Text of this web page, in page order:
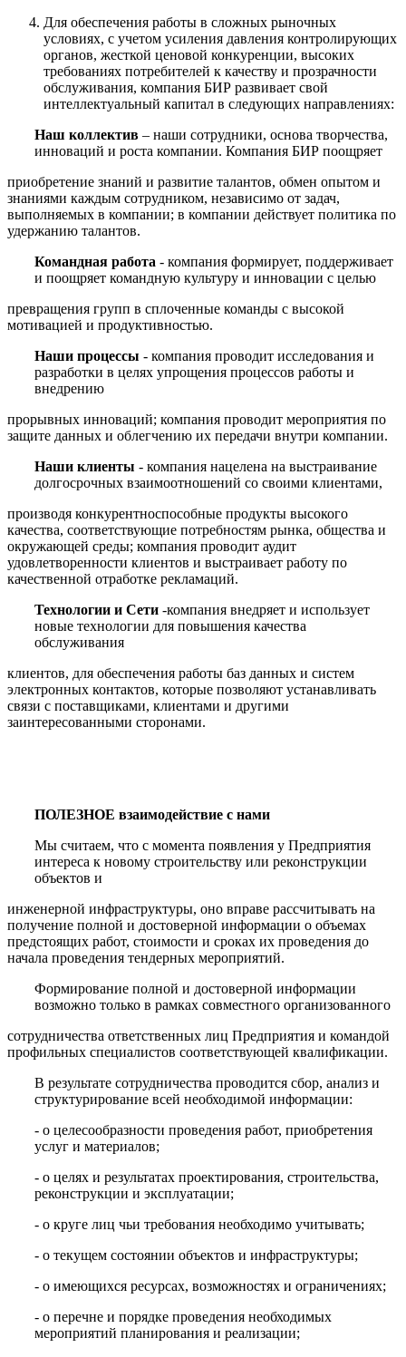
Для обеспечения работы в сложных рыночных
условиях, с учетом усиления давления контролирующих
органов, жесткой ценовой конкуренции, высоких
требованиях потребителей к качеству и прозрачности
обслуживания, компания БИР развивает свой
интеллектуальный капитал в следующих направлениях:
Наш коллектив – наши сотрудники, основа творчества,
инноваций и роста компании. Компания БИР поощряет
приобретение знаний и развитие талантов, обмен опытом и
знаниями каждым сотрудником, независимо от задач,
выполняемых в компании; в компании действует политика по
удержанию талантов.
Командная работа - компания формирует, поддерживает
и поощряет командную культуру и инновации с целью
превращения групп в сплоченные команды с высокой
мотивацией и продуктивностью.
Наши процессы - компания проводит исследования и
разработки в целях упрощения процессов работы и
внедрению
прорывных инноваций; компания проводит мероприятия по
защите данных и облегчению их передачи внутри компании.
Наши клиенты - компания нацелена на выстраивание
долгосрочных взаимоотношений со своими клиентами,
производя конкурентноспособные продукты высокого
качества, соответствующие потребностям рынка, общества и
окружающей среды; компания проводит аудит
удовлетворенности клиентов и выстраивает работу по
качественной отработке рекламаций.
Технологии и Сети -компания внедряет и использует
новые технологии для повышения качества
обслуживания
клиентов, для обеспечения работы баз данных и систем
электронных контактов, которые позволяют устанавливать
связи с поставщиками, клиентами и другими
заинтересованными сторонами.
ПОЛЕЗНОЕ взаимодействие с нами
Мы считаем, что с момента появления у Предприятия
интереса к новому строительству или реконструкции
объектов и
инженерной инфраструктуры, оно вправе рассчитывать на
получение полной и достоверной информации о объемах
предстоящих работ, стоимости и сроках их проведения до
начала проведения тендерных мероприятий.
Формирование полной и достоверной информации
возможно только в рамках совместного организованного
сотрудничества ответственных лиц Предприятия и командой
профильных специалистов соответствующей квалификации.
В результате сотрудничества проводится сбор, анализ и
структурирование всей необходимой информации:
- о целесообразности проведения работ, приобретения
услуг и материалов;
- о целях и результатах проектирования, строительства,
реконструкции и эксплуатации;
- о круге лиц чьи требования необходимо учитывать;
- о текущем состоянии объектов и инфраструктуры;
- о имеющихся ресурсах, возможностях и ограничениях;
- о перечне и порядке проведения необходимых
мероприятий планирования и реализации;